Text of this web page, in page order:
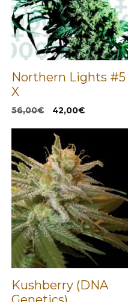
Northern Lights #5
X
56,00€
El
original
era:
56,00€.
42,00€El
42,00€.
Kushberry (DNA